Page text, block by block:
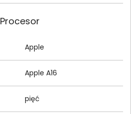
Procesor
Apple
Apple A16
pięć